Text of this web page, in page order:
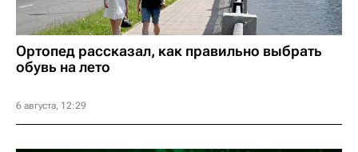
Ортопед рассказал, как правильно выбрать
обувь на лето
6 августа, 12:29